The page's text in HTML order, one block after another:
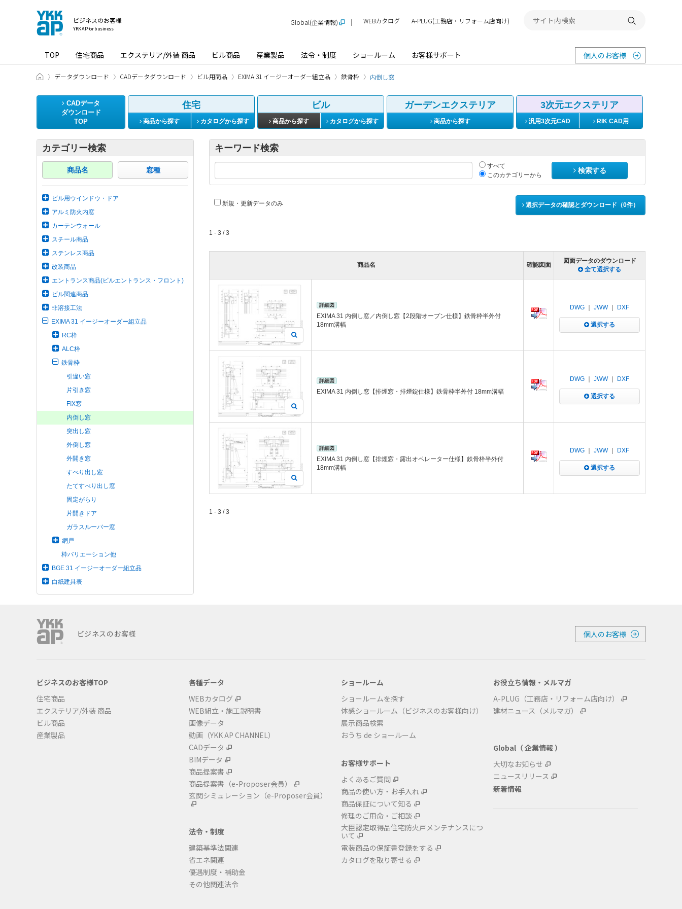
ビジネスのお客様
YKK AP for business
TOP 住宅商品 エクステリア/外装 商品 ビル商品 産業製品 法令・制度 ショールーム お客様サポート 個人のお客様
Global(企業情報) WEBカタログ A-PLUG(工務店・リフォーム店向け) 検索する
ビジネスのお客様 HOME
データダウンロード CADデータダウンロード ビル用商品 EXIMA 31 イージーオーダー組立品 鉄骨枠 内倒し窓
CADデータ
ダウンロード
TOP
住宅
商品から探す カタログから探す
ビル
商品から探す カタログから探す
ガーデンエクステリア
商品から探す
3次元エクステリア
汎用3次元CAD RIK CAD用
カテゴリー検索
商品名 窓種
ビル用ウインドウ・ドア
アルミ防火内窓
カーテンウォール
スチール商品
ステンレス商品
改装商品
エントランス商品(ビルエントランス・フロント)
ビル関連商品
非溶接工法
EXIMA 31 イージーオーダー組立品
RC枠
ALC枠
鉄骨枠
引違い窓
片引き窓
FIX窓
内倒し窓
突出し窓
外倒し窓
外開き窓
すべり出し窓
たてすべり出し窓
固定がらり
片開きドア
ガラスルーバー窓
網戸
枠バリエーション他
BGE 31 イージーオーダー組立品
白紙建具表
キーワード検索
すべて
このカテゴリーから
検索する
新規・更新データのみ 選択データの確認とダウンロード（0件）
1 - 3 / 3
商品名 確認図面
図面データのダウンロード
全て選択する
詳細図
EXIMA 31 内倒し窓／内倒し窓【2段階オープン仕様】鉄骨枠半外付
18mm溝幅
DWG JWW｜ DXF
選択する
詳細図
EXIMA 31 内倒し窓【排煙窓・排煙錠仕様】鉄骨枠半外付 18mm溝幅
DWG JWW｜ DXF
選択する
詳細図
EXIMA 31 内倒し窓【排煙窓・露出オペレーター仕様】鉄骨枠半外付
18mm溝幅
DWG JWW｜ DXF
選択する
1 - 3 / 3
ビジネスのお客様 個人のお客様
ビジネスのお客様TOP
住宅商品
エクステリア/外装 商品
ビル商品
産業製品
各種データ
WEBカタログ
WEB組立・施工説明書
画像データ
動画（YKK AP CHANNEL）
CADデータ
BIMデータ
商品提案書
商品提案書 （e-Proposer会員）
玄関シミュレーション （e-Proposer会員）
法令・制度
建築基準法関連
省エネ関連
優遇制度・補助金
その他関連法令
ショールーム
ショールームを探す
体感ショールーム（ビジネスのお客様向け）
展示商品検索
おうち de ショールーム
お客様サポート
よくあるご質問
商品の使い方・お手入れ
商品保証について知る
修理のご用命・ご相談
大臣認定取得品住宅防火戸メンテナンスにつ
いて
電装商品の保証書登録をする
カタログを取り寄せる
お役立ち情報・メルマガ
A-PLUG（工務店・リフォーム店向け）
建材ニュース（メルマガ）
Global（ 企業情報 ）
大切なお知らせ
ニュースリリース
新着情報